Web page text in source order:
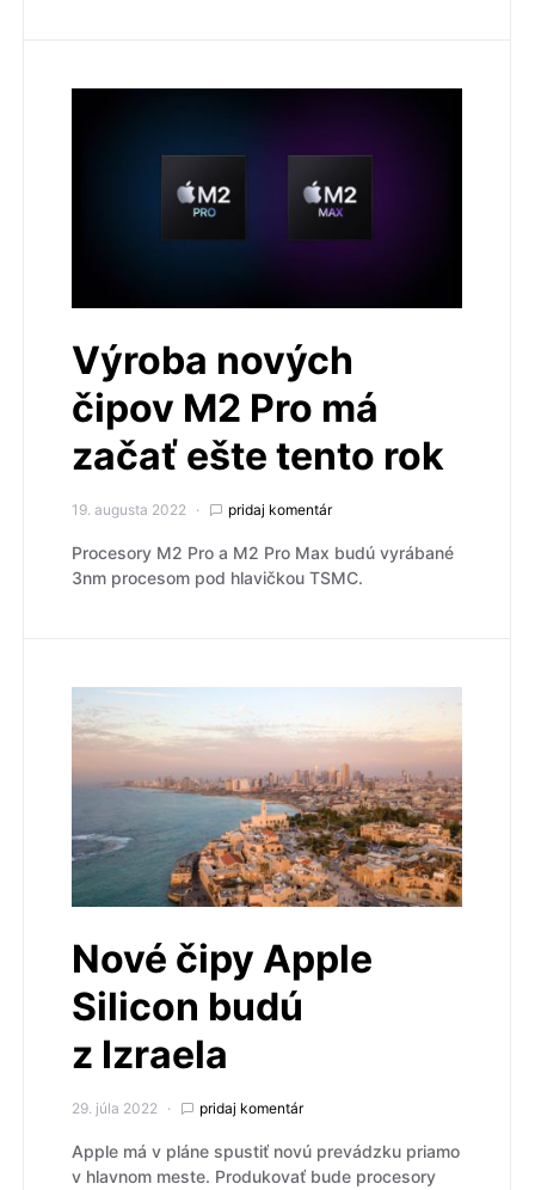
Výroba nových
čipov M2 Pro má
začať ešte tento rok
19. augusta 2022 pridaj komentár
Procesory M2 Pro a M2 Pro Max budú vyrábané
3nm procesom pod hlavičkou TSMC.
Nové čipy Apple
Silicon budú
z Izraela
29. júla 2022 pridaj komentár
Apple má v pláne spustiť novú prevádzku priamo
v hlavnom meste. Produkovať bude procesory